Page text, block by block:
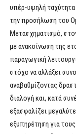
υπέρ-υψηλή
την προσήλωση του
Μετασχηματισμό,
με ανακοίνωση της
παραγωγική
στόχο να αλλάξει
αναβαθμίζοντας
διαλογή και, κατά
εξασφαλίζει
εξυπηρέτηση για